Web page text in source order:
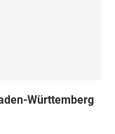
Württemberg